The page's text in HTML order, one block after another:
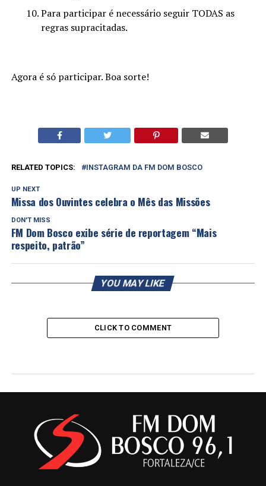
Para participar é necessário seguir TODAS as
regras supracitadas.
Agora é só participar. Boa sorte!
RELATED TOPICS: INSTAGRAM DA FM DOM BOSCO
UP NEXT
Missa dos Ouvintes celebra o Mês das Missões
DON'T MISS
FM Dom Bosco exibe série de reportagem “Mais
respeito, patrão”
YOU MAY LIKE
CLICK TO COMMENT